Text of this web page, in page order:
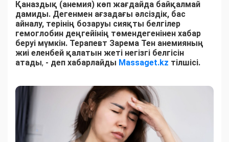
Қаназдық (анемия) көп жағдайда байқалмай
дамиды. Дегенмен ағзадағы әлсіздік, бас
айналу, терінің бозаруы сияқты белгілер
гемоглобин деңгейінің төмендегенінен хабар
беруі мүмкін. Терапевт Зарема Тен анемияның
жиі еленбей қалатын жеті негізгі белгісін
атады, - деп хабарлайды Massaget.kz тілшісі.